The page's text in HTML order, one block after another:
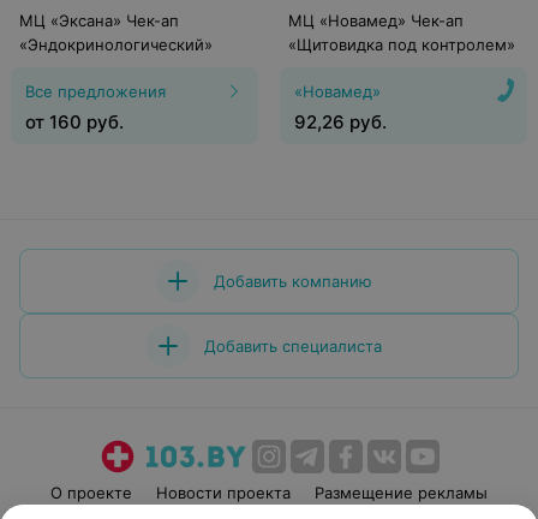
МЦ «Эксана» Чек-ап
«Эндокринологический»
Все предложения
от 160 руб.
МЦ «Новамед» Чек-ап
«Щитовидка под контролем»
«Новамед»
92,26 руб.
Добавить компанию
Добавить специалиста
О проекте Новости проекта
Размещение рекламы